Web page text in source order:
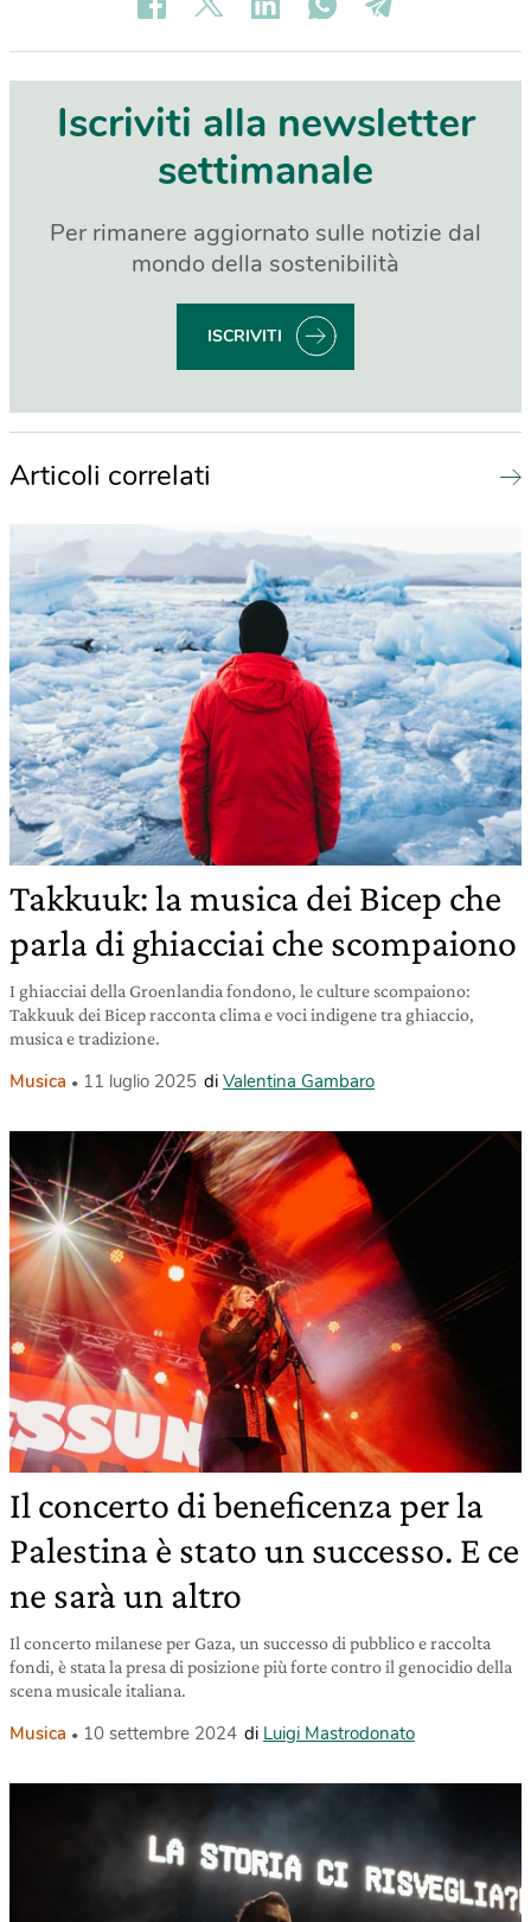
Iscriviti alla newsletter
settimanale
Per rimanere aggiornato sulle notizie dal
mondo della sostenibilità
ISCRIVITI
Articoli correlati
Takkuuk: la musica dei Bicep che
parla di ghiacciai che scompaiono
I ghiacciai della Groenlandia fondono, le culture scompaiono:
Takkuuk dei Bicep racconta clima e voci indigene tra ghiaccio,
musica e tradizione.
Musica 11 luglio 2025 di Valentina Gambaro
Il concerto di beneficenza per la
Palestina è stato un successo. E ce
ne sarà un altro
Il concerto milanese per Gaza, un successo di pubblico e raccolta
fondi, è stata la presa di posizione più forte contro il genocidio della
scena musicale italiana.
Musica 10 settembre 2024 di Luigi Mastrodonato